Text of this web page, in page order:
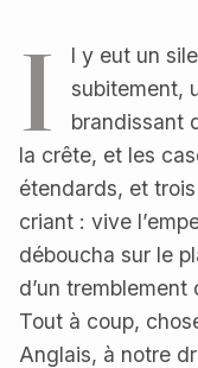
I
l y eut un
subitement,
brandissant
la crête, et les
étendards, et
criant : vive
déboucha sur le
d’un tremblement
Tout à coup,
Anglais, à notre